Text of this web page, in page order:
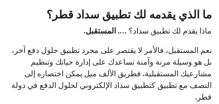
ما الذي يقدمه لك تطبيق سداد قطر؟
ماذا يقدم لك تطبيق سداد؟ …. المستقبل.
نعم المستقبل، فالأمر لا يقتصر على مجرد تطبيق حلول دفع آخر،
بل هو وسيلة مرنة وآمنة تساعدك على إدارة حياتك وتنظيم
مشارعيك المستقبلية. فطريق الألف ميل يمكن اختصاره إلى
النصف مع تطبيق كتطبيق سداد الإلكتروني لحلول الدفع في دولة
قطر.